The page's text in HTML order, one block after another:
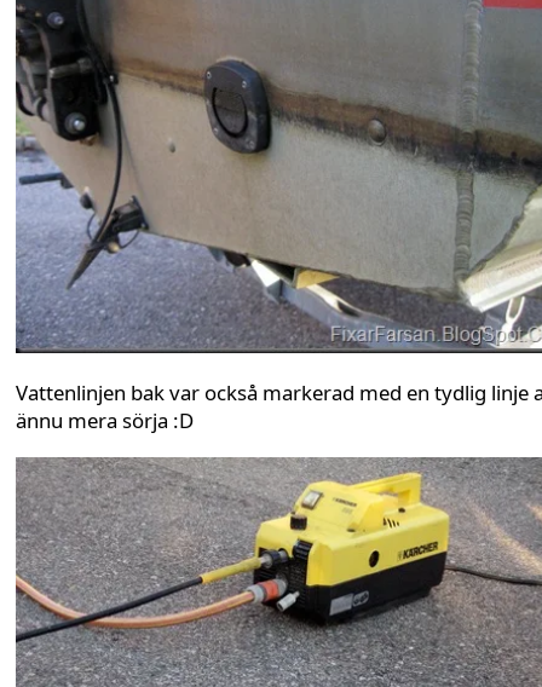
Vattenlinjen bak var också markerad med en tydlig linje
ännu mera sörja :D